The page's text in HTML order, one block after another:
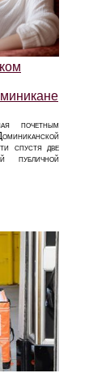
почетным
спустя две
публичной